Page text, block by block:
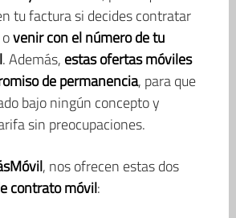
tu factura si decides contratar
venir con el número de tu
. Además, estas ofertas móviles
de permanencia, para que
bajo ningún concepto y
sin preocupaciones.
, nos ofrecen estas dos
contrato móvil: